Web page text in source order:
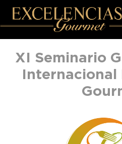
XI Seminario
Internacional